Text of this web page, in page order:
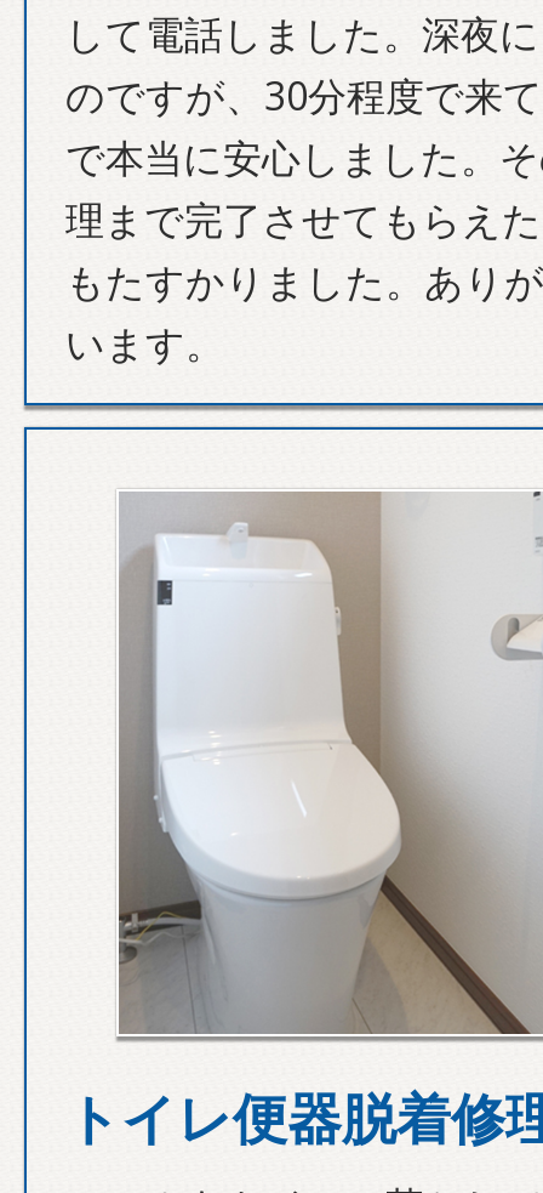
して電話しました。深夜
のですが、30分程度で来
で本当に安心しました。
理まで完了させてもらえ
もたすかりました。あり
います。
トイレ便器脱着修